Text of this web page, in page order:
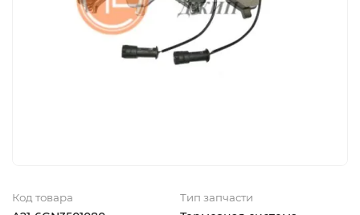
Код товара Тип запчасти